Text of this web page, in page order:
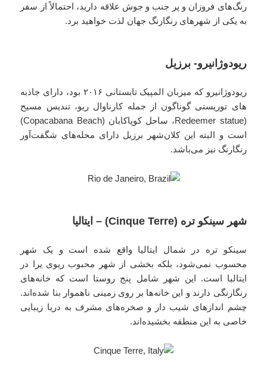
رنگ‌های فروزان و پر جنب و جوش علاقه دارید، احتمالاً از سفر
به یکی از شهرهای رنگارنگ جهان لذت خواهید برد.
ریودوژانیرو- برزیل
ریودوژانیرو که میزبان المپیک تابستانی ۲۰۱۶ بود، دارای جاذبه
های توریستی گوناگون از جمله کارناوال ریو، تندیس مسیح
(Redeemer statue، ساحل کوپاکابان (Copacabana Beach)
است و البته این کلان‌شهر برزیل دارای محله‌های شگفت‌آور
رنگارنگ نیز می‌باشد.
شهر سینکو تره (Cinque Terre) – ایتالیا
سینکو تره در شمال ایتالیا واقع شده است و یک شهر
محسوب نمی‌شود، بلکه بخشی از شهر محبوب ریوی یرا در
ایتالیا است. این شهر شامل پنج روستا است که خانه‌های
رنگارنگی دارند و این خانه‌ها بر روی زمینی ناهموار بنا شده‌اند.
چشم اندازهای شیب دار و صخره‌های مشرف به دریا زیبایی
خاصی به این منطقه بخشیده‌اند.